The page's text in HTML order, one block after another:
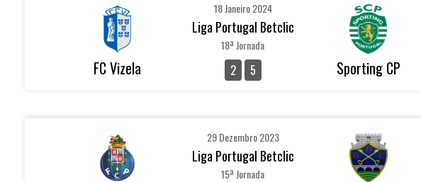
FC Vizela
18 Janeiro 2024
Liga Portugal Betclic
18ª Jornada
2 5 Sporting CP
29 Dezembro 2023
Liga Portugal Betclic
15ª Jornada